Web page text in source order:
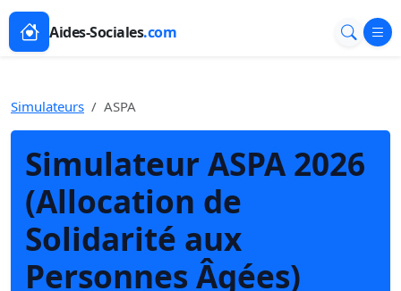
Aides-Sociales.com
Simulateurs ASPA
Simulateur ASPA 2026
(Allocation de
Solidarité aux
Personnes Âgées)